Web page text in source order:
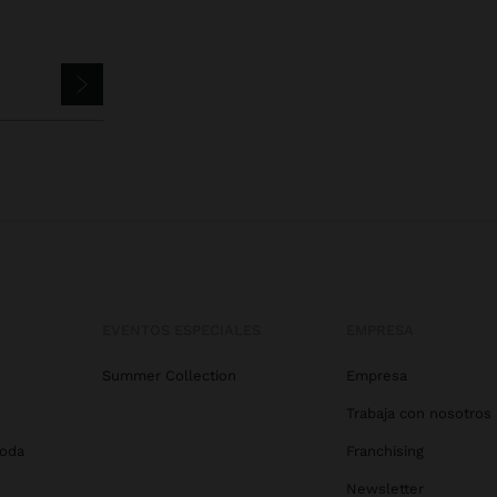
Summer Collection Empresa
Trabaja con nosotros
Franchising
Newsletter